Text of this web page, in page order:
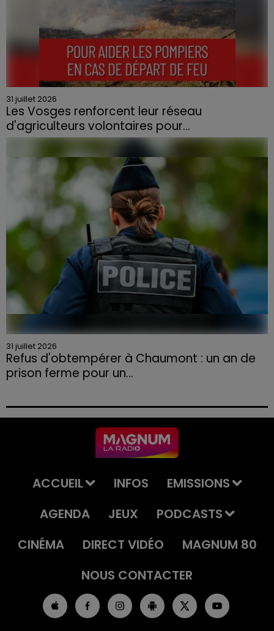
31 juillet 2026
Les Vosges renforcent leur réseau
d'agriculteurs volontaires pour...
Face à la sécheresse et aux risques de départs de feu,
la Chambre d'agriculture des Vosges a lancé un appel
aux agriculteurs volontaires pour venir en aide...
31 juillet 2026
Refus d'obtempérer à Chaumont : un an de
prison ferme pour un...
permis et la confiscation de son véhicule.
ACCUEIL INFOS
EMISSIONS
AGENDA
JEUX
PODCASTS
CINÉMA
DIRECT VIDÉO
MAGNUM 80
NOUS CONTACTER